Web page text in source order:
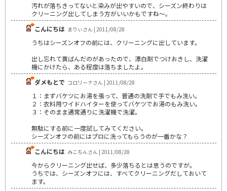
汚れが落ちきってないと染みが出やすいので、シーズン終わりは
クリーニング出してしまう方がいいかもですね～。
こんにちは まりぃさん | 2011/08/28
うちはシーズンオフの前には、クリーニングに出しています。
出し忘れて黄ばんだのがあったので、漂白剤でつけおきし、洗濯
機にかけたら、ある程度は落ちましたよ。
ダメもとで コロリーナさん | 2011/08/28
１：まずバケツにお湯を張って、普通の洗剤で手でもみ洗い。
２：衣料用ワイドハイターを使ってバケツでお湯のもみ洗い。
３：そのまま通常通りに洗濯機で洗濯。
無駄にする前に一度試してみてください。
シーズンオフの前にはプロに洗ってもらうのが一番かな？
こんにちは みこちんさん | 2011/08/28
今からクリーニング出せば、多少落ちるとは思うのですが。
うちでは、シーズンオフには、すべてクリーニングだしておいて
ます。